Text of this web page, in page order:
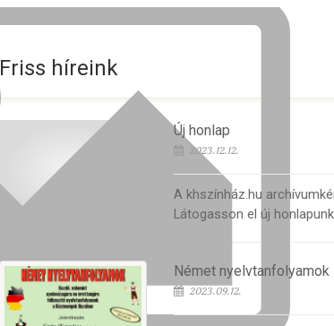
Friss híreink
Új honlap
2023.12.12.
A khszínház.hu
Látogasson el új
Német nyelvtanfolyamok
2023.09.12.